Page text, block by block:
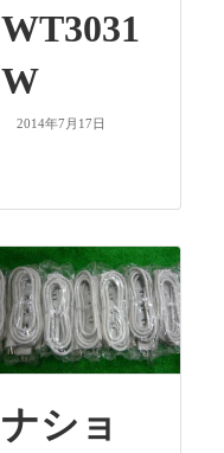
WT3031
W
2014年7月17日
ナショ